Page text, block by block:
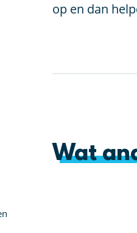
op en dan
Wat